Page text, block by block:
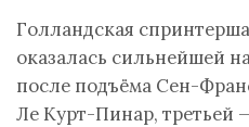
Голландская
оказалась сильнейшей
после подъёма Сен-
Ле Курт-Пинар, третьей